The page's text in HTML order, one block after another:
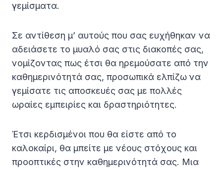
γεμίσματα.
Σε αντίθεση μ’ αυτούς που σας ευχήθηκαν να
αδειάσετε το μυαλό σας στις διακοπές σας,
νομίζοντας πως έτσι θα ηρεμούσατε από την
καθημερινότητά σας, προσωπικά ελπίζω να
γεμίσατε τις αποσκευές σας με πολλές
ωραίες εμπειρίες και δραστηριότητες.
Έτσι κερδισμένοι που θα είστε από το
καλοκαίρι, θα μπείτε με νέους στόχους και
προοπτικές στην καθημερινότητά σας. Μια